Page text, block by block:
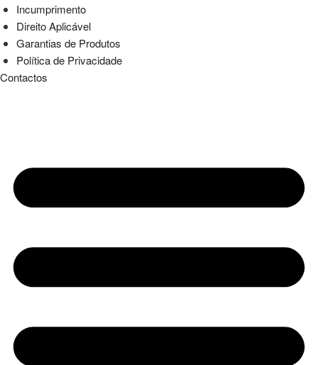
Incumprimento
Direito Aplicável
Garantias de Produtos
Política de Privacidade
Contactos